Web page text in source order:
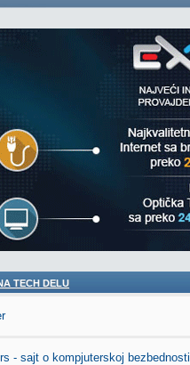
TECH DELU
- sajt o kompjuterskoj bezbednosti